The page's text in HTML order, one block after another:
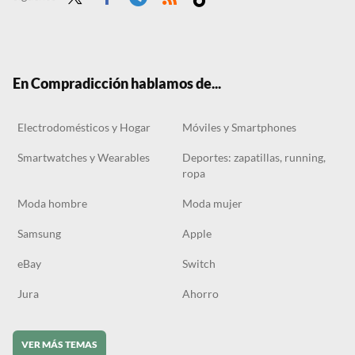
En Compradicción hablamos de...
Electrodomésticos y Hogar Móviles y Smartphones
Smartwatches y Wearables
Deportes: zapatillas, running,
ropa
Moda hombre Moda mujer
Samsung Apple
eBay Switch
Jura Ahorro
VER MÁS TEMAS